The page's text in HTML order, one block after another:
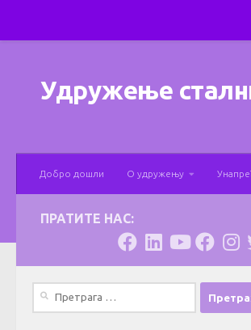
Удружење
Добро дошли О удружењу
ПРАТИТЕ НАС: